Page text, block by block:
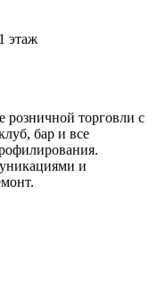
этаж
розничной торговли с
бар и все
и